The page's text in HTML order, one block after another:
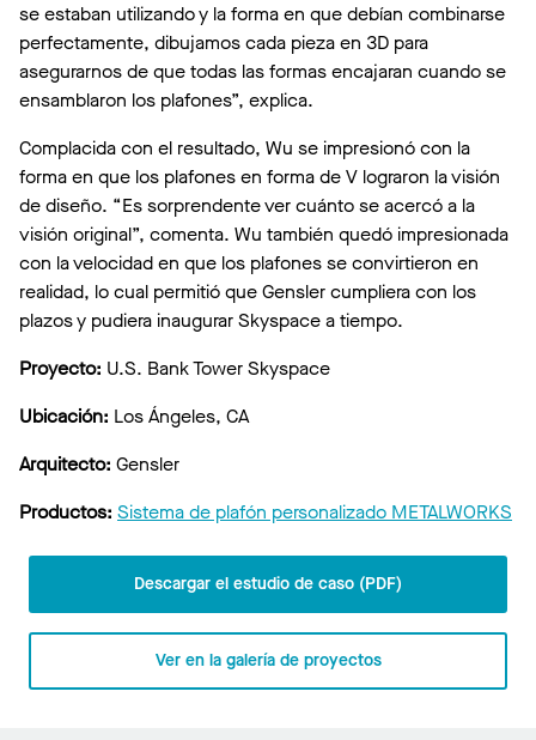
se estaban utilizando y la forma en que debían combinarse
perfectamente, dibujamos cada pieza en 3D para
asegurarnos de que todas las formas encajaran cuando se
ensamblaron los plafones”, explica.
Complacida con el resultado, Wu se impresionó con la
forma en que los plafones en forma de V lograron la visión
de diseño. “Es sorprendente ver cuánto se acercó a la
visión original”, comenta. Wu también quedó impresionada
con la velocidad en que los plafones se convirtieron en
realidad, lo cual permitió que Gensler cumpliera con los
plazos y pudiera inaugurar Skyspace a tiempo.
Proyecto: U.S. Bank Tower Skyspace
Ubicación: Los Ángeles, CA
Arquitecto: Gensler
Productos: Sistema de plafón personalizado METALWORKS
Descargar el estudio de caso (PDF)
Ver en la galería de proyectos